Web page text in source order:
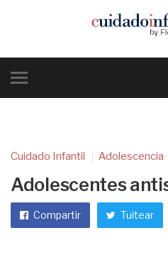
Cuidado Infantil Adolescencia
Adolescentes
Compartir Tuitear